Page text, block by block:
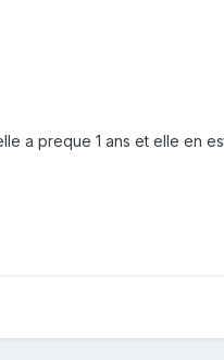
a preque 1 ans et elle en